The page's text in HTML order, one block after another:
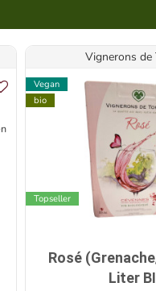
Vignerons de
Vegan
bio
Topseller
Rosé
Liter